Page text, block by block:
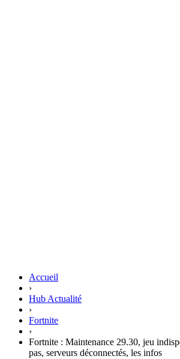
Accueil
›
Hub Actualité
›
Fortnite
›
Fortnite : Maintenance 29.30, jeu
pas, serveurs déconnectés, les infos